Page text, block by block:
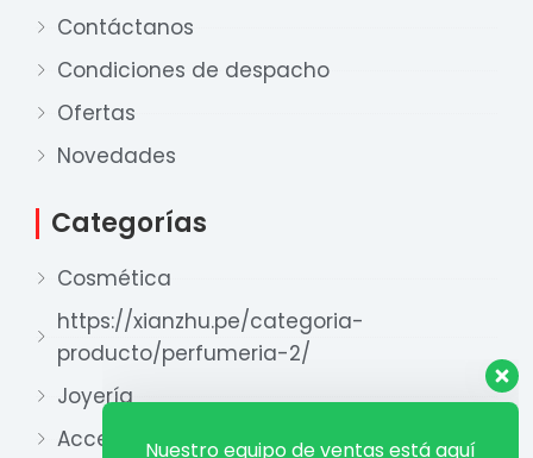
Contáctanos
Condiciones de despacho
Ofertas
Novedades
Categorías
Cosmética
https://xianzhu.pe/categoria-
producto/perfumeria-2/
Joyería
Accesorios y otros
para responder a sus preguntas. ¡Lo
Disponible
Ventas Lima 1